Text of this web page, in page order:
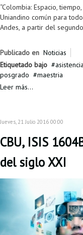
“Colombia: Espacio,
Uniandino común para
Andes, a partir del
Publicado en Noticias
Etiquetado bajo
posgrado
maestria
Leer más...
Jueves, 21 Julio 2016 00:00
CBU, ISIS
del siglo XXI